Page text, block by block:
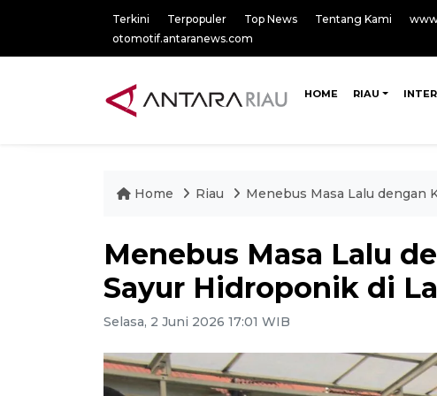
Terkini Terpopuler Top News Tentang Kami
otomotif.antaranews.com
HOME RIAU
Home Riau Menebus Masa Lalu dengan
Menebus Masa Lalu
Sayur Hidroponik di
Selasa, 2 Juni 2026 17:01 WIB